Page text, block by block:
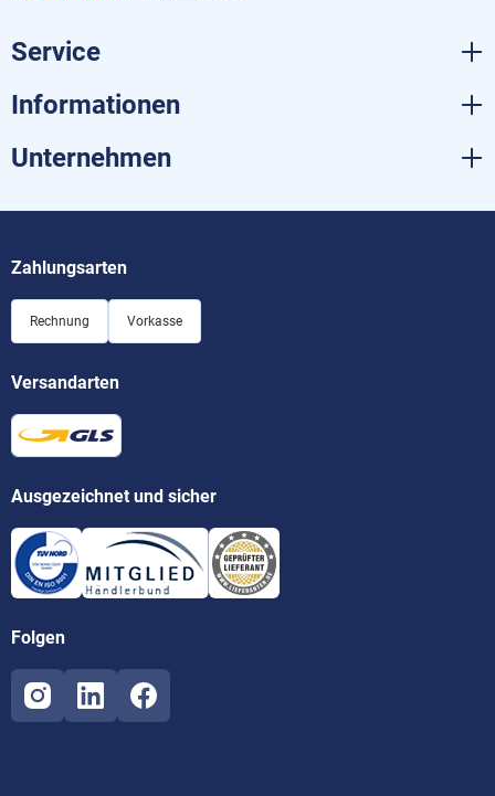
Service
Informationen
Unternehmen
Zahlungsarten
Rechnung Vorkasse
Versandarten
Ausgezeichnet und sicher
Folgen